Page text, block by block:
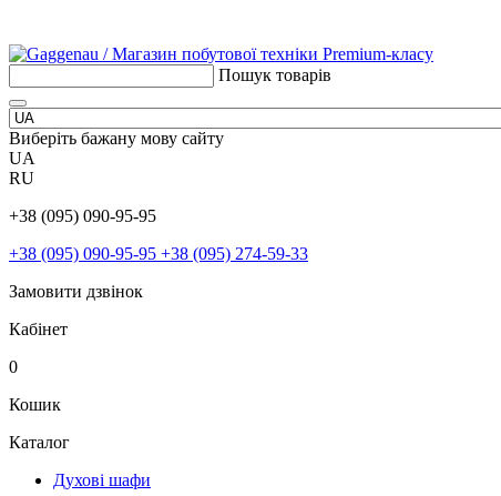
Пошук товарів
Виберіть бажану мову сайту
UA
RU
+38 (095) 090-95-95
+38 (095) 090-95-95 +38 (095) 274-59-33
Замовити дзвінок
Кабінет
0
Кошик
Каталог
Духові шафи